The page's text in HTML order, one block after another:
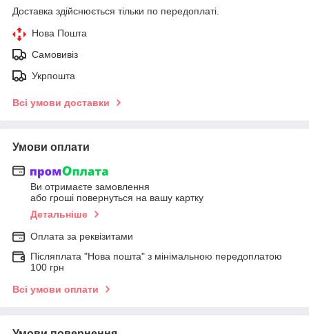
Доставка здійснюється тільки по передоплаті.
Нова Пошта
Самовивіз
Укрпошта
Всі умови доставки
Умови оплати
Ви отримаєте замовлення
або гроші повернуться на вашу картку
Детальніше
Оплата за реквізитами
Післяплата "Нова пошта" з мінімальною передоплатою
100 грн
Всі умови оплати